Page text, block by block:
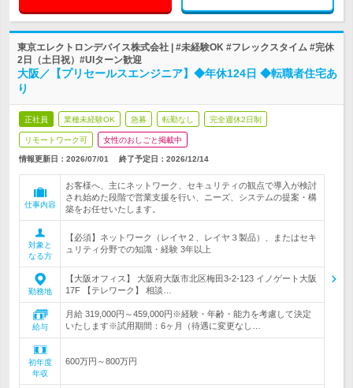
東京エレクトロンデバイス株式会社 | #未経験OK #フレックスタイム #完休
2日（土日祝）#UIターン歓迎
大阪／【プリセールスエンジニア】◆年休124日 ◆転職者住宅あ
り
正社員 業種未経験OK 急募 転勤なし 完全週休2日制
リモートワーク可 女性のおしごと掲載中
情報更新日：2026/07/01 終了予定日： 2026/12/14
仕事内容
お客様へ、主にネットワーク、セキュリティの観点で導入が検討
され始めた段階で営業支援を行い、ニーズ、システムの提案・構
築をお任せいたします。
対象と
なる方
【必須】ネットワーク（レイヤ２、レイヤ３製品）、またはセキ
ュリティ分野での知識・経験 3年以上
勤務地
【大阪オフィス】 大阪府大阪市北区梅田3-2-123 イノゲート大阪
17F 【テレワーク】 相談…
給与
月給 319,000円～459,000円※経験・年齢・能力を考慮して決定
いたします※試用期間：6ヶ月（待遇に変更なし…
初年度
年収
600万円～800万円